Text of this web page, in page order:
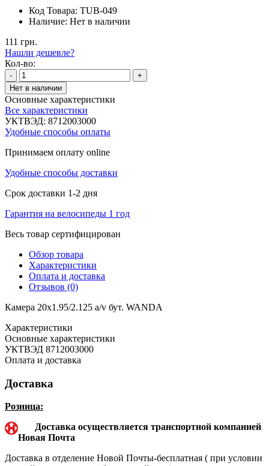
Код Товара: TUB-049
Наличие: Нет в наличии
111 грн.
Нашли дешевле?
Кол-во:
-
+
Нет в наличии
Основные характеристики
Все характеристики
УКТВЭД: 8712003000
Удобные способы оплаты
Принимаем оплату online
Удобные способы доставки
Срок доставки 1-2 дня
Гарантия на велосипеды 1 год
Весь товар сертифицирован
Обзор товара
Характеристики
Оплата и доставка
Отзывов (0)
Камера 20x1.95/2.125 a/v бут. WANDA
Характеристики
Основные характеристики
УКТВЭД 8712003000
Оплата и доставка
Доставка
Розница:
Доставка осуществляется транспортной компанией
Новая Почта
Доставка в отделение Новой Почты-бесплатная ( при условии